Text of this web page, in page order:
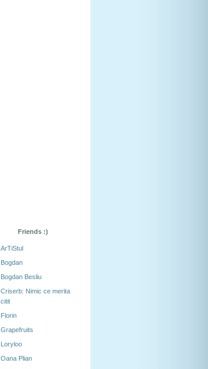
Friends :)
ArTiStul
Bogdan
Bogdan Besliu
Criserb: Nimic ce merita
citit
Florin
Grapefruits
Loryloo
Oana Plian